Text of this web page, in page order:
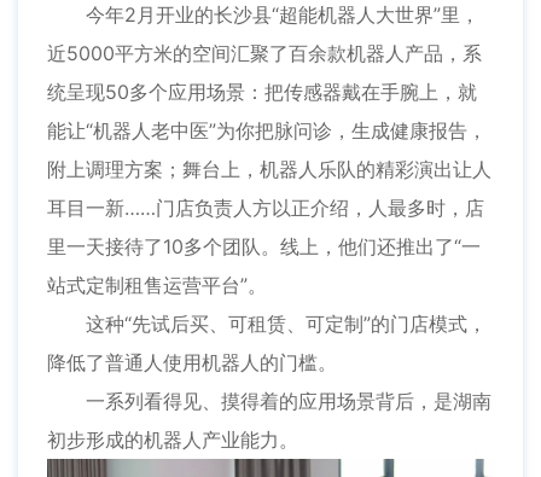
今年2月开业的长沙县“超能机器人大世界”里，
近5000平方米的空间汇聚了百余款机器人产品，系
统呈现50多个应用场景：把传感器戴在手腕上，就
能让“机器人老中医”为你把脉问诊，生成健康报告，
附上调理方案；舞台上，机器人乐队的精彩演出让人
耳目一新……门店负责人方以正介绍，人最多时，店
里一天接待了10多个团队。线上，他们还推出了“一
站式定制租售运营平台”。
这种“先试后买、可租赁、可定制”的门店模式，
降低了普通人使用机器人的门槛。
一系列看得见、摸得着的应用场景背后，是湖南
初步形成的机器人产业能力。